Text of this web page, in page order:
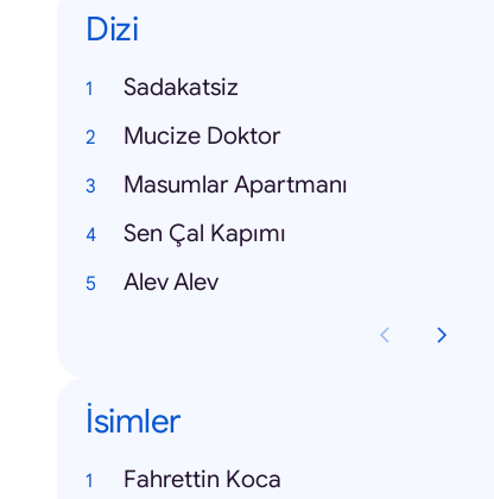
Dizi
Sadakatsiz
Mucize Doktor
Masumlar Apartmanı
Sen Çal Kapımı
Alev Alev
İsimler
Fahrettin Koca